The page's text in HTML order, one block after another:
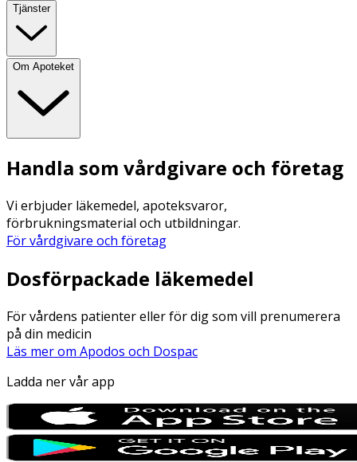
Tjänster
Om Apoteket
Handla som vårdgivare och företag
Vi erbjuder läkemedel, apoteksvaror,
förbrukningsmaterial och utbildningar.
För vårdgivare och företag
Dosförpackade läkemedel
För vårdens patienter eller för dig som vill prenumerera
på din medicin
Läs mer om Apodos och Dospac
Ladda ner vår app